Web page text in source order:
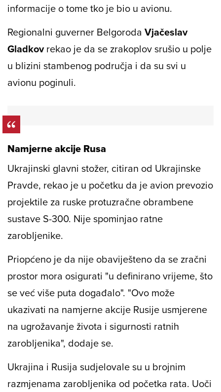
informacije o tome tko je bio u avionu.
Regionalni guverner Belgoroda Vjačeslav
Gladkovrekao je da se zrakoplov srušio u polje
u blizini stambenog područja i da su svi u
avionu poginuli.
Namjerne akcije Rusa
Ukrajinski glavni stožer, citiran od Ukrajinske
Pravde, rekao je u početku da je avion prevozio
projektile za ruske protuzračne obrambene
sustave S-300. Nije spominjao ratne
zarobljenike.
Priopćeno je da nije obaviješteno da se zračni
prostor mora osigurati "u definirano vrijeme, što
se već više puta događalo". "Ovo može
ukazivati ​​na namjerne akcije Rusije usmjerene
na ugrožavanje života i sigurnosti ratnih
zarobljenika", dodaje se.
Ukrajina i Rusija sudjelovale su u brojnim
razmjenama zarobljenika od početka rata. Uoči